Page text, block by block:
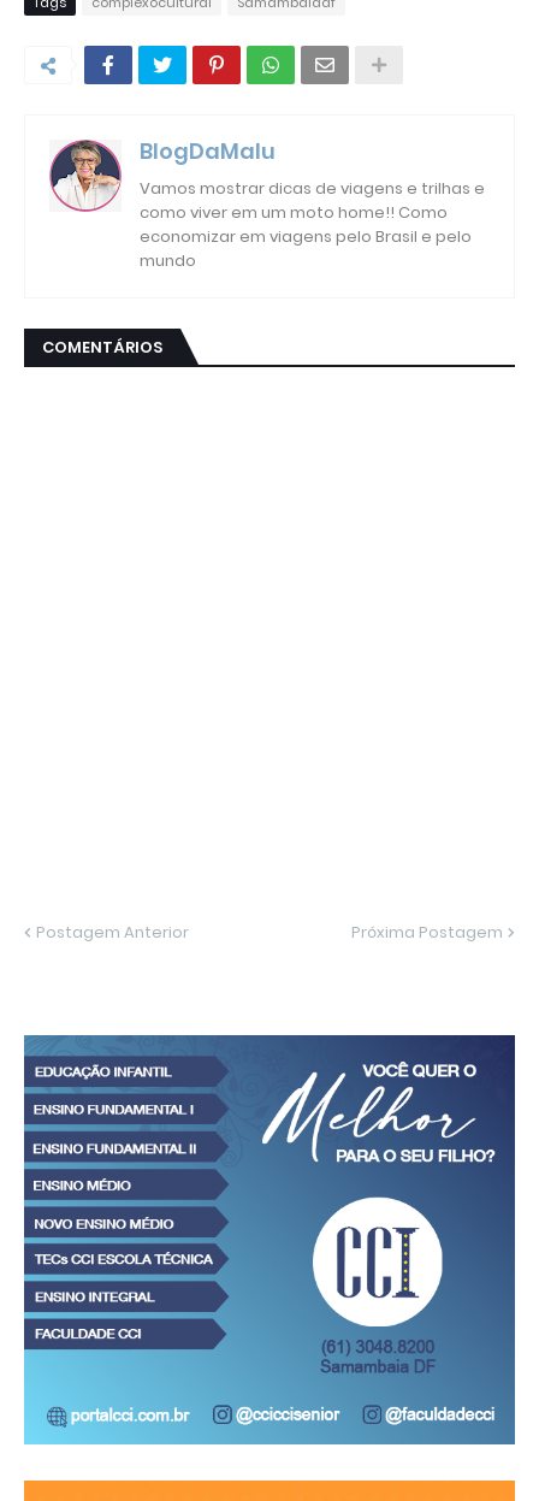
BlogDaMalu
Vamos mostrar dicas de viagens e trilhas e
como viver em um moto home!! Como
economizar em viagens pelo Brasil e pelo
mundo
COMENTÁRIOS
Postagem Anterior Próxima Postagem